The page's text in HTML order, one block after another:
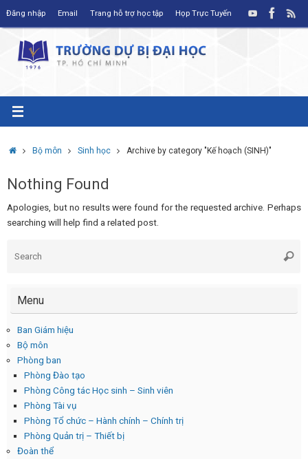
Đăng nhập Email Trang hỗ trợ học tập Họp Trực Tuyến
HomeBộ môn Sinh học Archive by category "Kế hoạch (SINH)"
Nothing Found
Apologies, but no results were found for the requested archive. Perhaps
searching will help find a related post.
Menu
Ban Giám hiệu
Bộ môn
Phòng ban
Phòng Đào tạo
Phòng Công tác Học sinh – Sinh viên
Phòng Tài vụ
Phòng Tổ chức – Hành chính – Chính trị
Phòng Quản trị – Thiết bị
Đoàn thể